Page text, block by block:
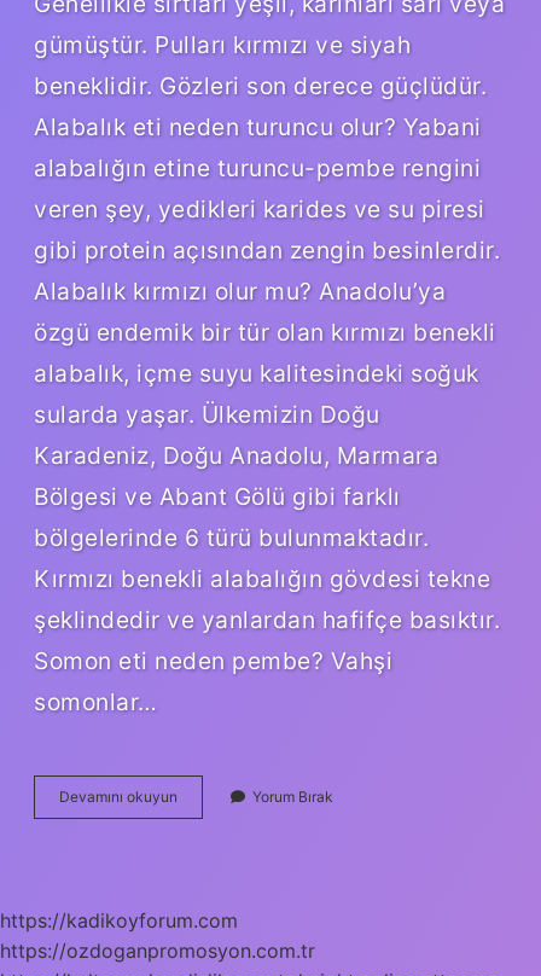
gümüştür. Pulları kırmızı ve siyah
beneklidir. Gözleri son derece güçlüdür.
Alabalık eti neden turuncu olur? Yabani
alabalığın etine turuncu-pembe rengini
veren şey, yedikleri karides ve su piresi
gibi protein açısından zengin besinlerdir.
Alabalık kırmızı olur mu? Anadolu’ya
özgü endemik bir tür olan kırmızı benekli
alabalık, içme suyu kalitesindeki soğuk
sularda yaşar. Ülkemizin Doğu
Karadeniz, Doğu Anadolu, Marmara
Bölgesi ve Abant Gölü gibi farklı
bölgelerinde 6 türü bulunmaktadır.
Kırmızı benekli alabalığın gövdesi tekne
şeklindedir ve yanlardan hafifçe basıktır.
Somon eti neden pembe? Vahşi
somonlar…
Devamını okuyun
Pişince
Yorum Bırak
https://kadikoyforum.com
https://ozdoganpromosyon.com.tr